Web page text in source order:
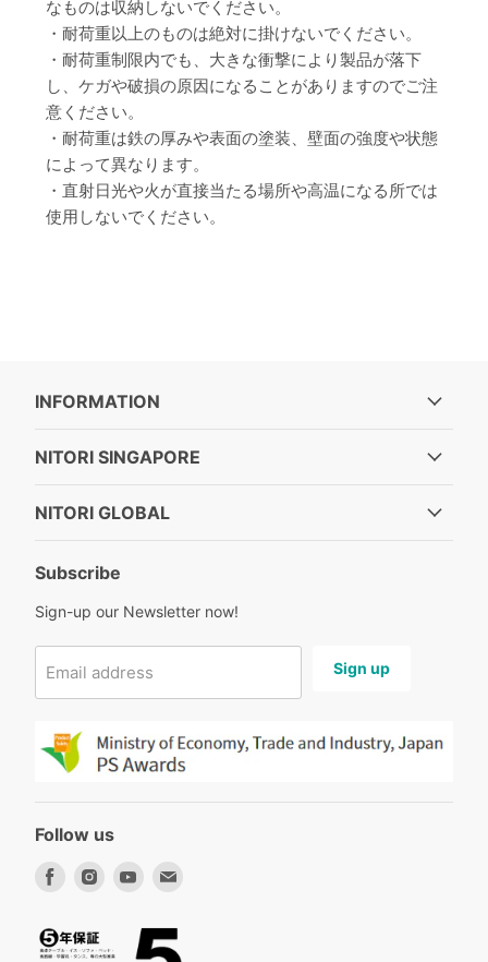
なものは収納しないでください。
・耐荷重以上のものは絶対に掛けないでください。
・耐荷重制限内でも、大きな衝撃により製品が落下
し、ケガや破損の原因になることがありますのでご注
意ください。
・耐荷重は鉄の厚みや表面の塗装、壁面の強度や状態
によって異なります。
・直射日光や火が直接当たる場所や高温になる所では
使用しないでください。
INFORMATION
NITORI SINGAPORE
NITORI GLOBAL
Subscribe
Sign-up our Newsletter now!
Email address Sign up
Follow us
Find
Facebook
Find
Instagram
Find
Youtube